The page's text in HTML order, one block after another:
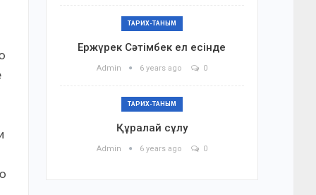
ТАРИХ-ТАНЫМ
Ержүрек Сәтімбек ел есінде
Admin 6 years ago 0
ТАРИХ-ТАНЫМ
Құралай сұлу
Admin 6 years ago 0